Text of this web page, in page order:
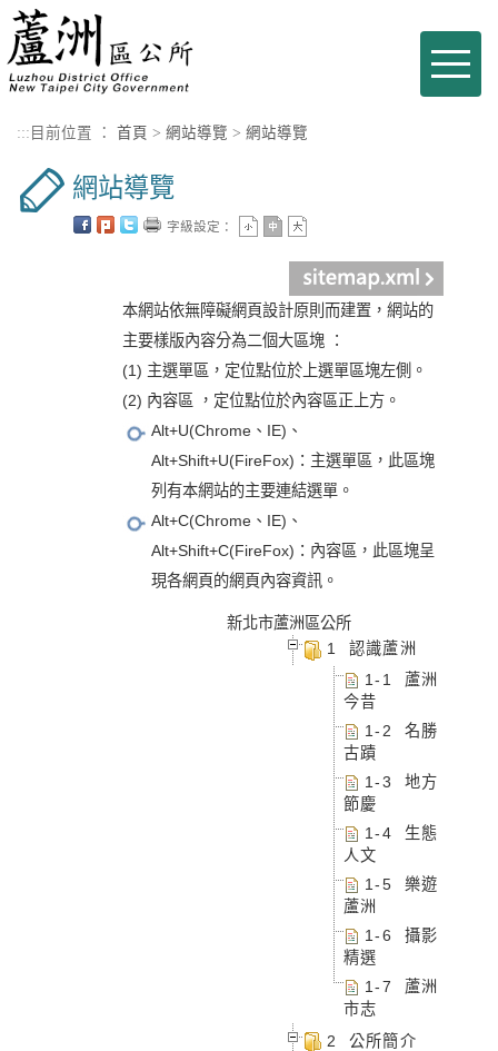
進入內容區塊
Toggle
::: 目前位置 ： 首頁 > 網站導覽 > 網站導覽
網站導覽
字級設定：
本網站依無障礙網頁設計原則而建置，網站的
主要樣版內容分為二個大區塊 ：
(1) 主選單區，定位點位於上選單區塊左側。
(2) 內容區 ，定位點位於內容區正上方。
Alt+U(Chrome、IE)、
Alt+Shift+U(FireFox)：主選單區，此區塊
列有本網站的主要連結選單。
Alt+C(Chrome、IE)、
Alt+Shift+C(FireFox)：內容區，此區塊呈
現各網頁的網頁內容資訊。
新北市蘆洲區公所
1 認識蘆洲
1-1 蘆洲
今昔
1-2 名勝
古蹟
1-3 地方
節慶
1-4 生態
人文
1-5 樂遊
蘆洲
1-6 攝影
精選
1-7 蘆洲
市志
2 公所簡介